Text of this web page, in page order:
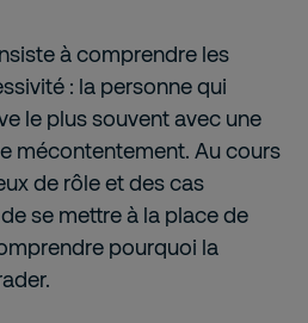
à comprendre les
: la personne qui
le plus souvent avec une
mécontentement. Au cours
de rôle et des cas
se mettre à la place de
pourquoi la